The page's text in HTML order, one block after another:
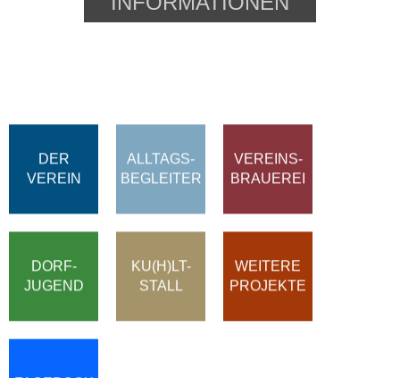
DER
VEREIN
ALLTAGS-
BEGLEITER
VEREINS-
BRAUEREI
DORF-
JUGEND
KU(H)LT-
STALL
WEITERE
PROJEKTE